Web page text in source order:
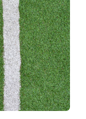
DE
TENNIS
EN
GAZON
À
NICE
UN
?